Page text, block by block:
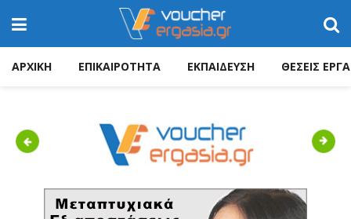
ΑΡΧΙΚΗ ΕΠΙΚΑΙΡΟΤΗΤΑ ΕΚΠΑΙΔΕΥΣΗ ΘΕΣΕΙΣ
Previous Next